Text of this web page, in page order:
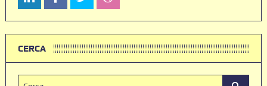
CERCA